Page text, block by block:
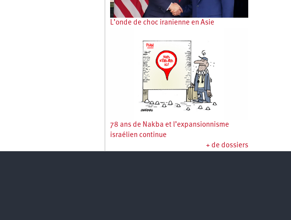
L’onde de choc iranienne en Asie
78 ans de Nakba et l’expansionnisme
israélien continue
+ de dossiers